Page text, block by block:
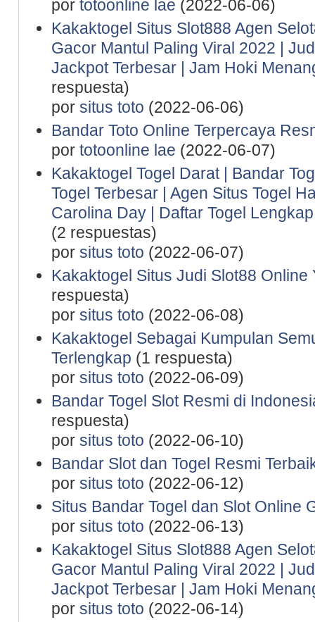
por totoonline lae (2022-06-06)
Kakaktogel Situs Slot888 Agen
Gacor Mantul Paling Viral 2022 |
Jackpot Terbesar | Jam Hoki
respuesta)
por situs toto (2022-06-06)
Bandar Toto Online Terpercaya
por totoonline lae (2022-06-07)
Kakaktogel Togel Darat | Bandar
Togel Terbesar | Agen Situs Togel
Carolina Day | Daftar Togel
(2 respuestas)
por situs toto (2022-06-07)
Kakaktogel Situs Judi Slot88 Online
respuesta)
por situs toto (2022-06-08)
Kakaktogel Sebagai Kumpulan
Terlengkap (1 respuesta)
por situs toto (2022-06-09)
Bandar Togel Slot Resmi di
respuesta)
por situs toto (2022-06-10)
Bandar Slot dan Togel Resmi
por situs toto (2022-06-12)
Situs Bandar Togel dan Slot Online
por situs toto (2022-06-13)
Kakaktogel Situs Slot888 Agen
Gacor Mantul Paling Viral 2022 |
Jackpot Terbesar | Jam Hoki
por situs toto (2022-06-14)